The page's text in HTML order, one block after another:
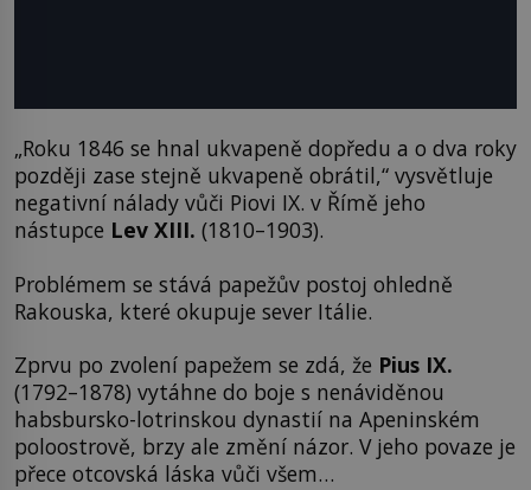
„Roku 1846 se hnal ukvapeně dopředu a o dva roky
později zase stejně ukvapeně obrátil,“ vysvětluje
negativní nálady vůči Piovi IX. v Římě jeho
nástupce Lev XIII. (1810–1903).
Problémem se stává papežův postoj ohledně
Rakouska, které okupuje sever Itálie.
Zprvu po zvolení papežem se zdá, že Pius IX.
(1792–1878) vytáhne do boje s nenáviděnou
habsbursko-lotrinskou dynastií na Apeninském
poloostrově, brzy ale změní názor. V jeho povaze je
přece otcovská láska vůči všem…